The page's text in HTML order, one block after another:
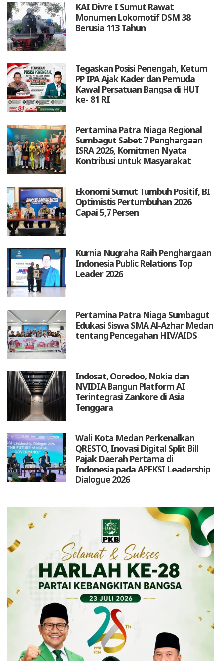
KAI Divre I Sumut Rawat
Monumen Lokomotif DSM 38
Berusia 113 Tahun
Tegaskan Posisi Penengah, Ketum
PP IPA Ajak Kader dan Pemuda
Kawal Persatuan Bangsa di HUT
ke- 81 RI
Pertamina Patra Niaga Regional
Sumbagut Sabet 7 Penghargaan
ISRA 2026, Komitmen Nyata
Kontribusi untuk Masyarakat
Ekonomi Sumut Tumbuh Positif, BI
Optimistis Pertumbuhan 2026
Capai 5,7 Persen
Kurnia Nugraha Raih Penghargaan
Indonesia Public Relations Top
Leader 2026
Pertamina Patra Niaga Sumbagut
Edukasi Siswa SMA Al-Azhar Medan
tentang Pencegahan HIV/AIDS
Indosat, Ooredoo, Nokia dan
NVIDIA Bangun Platform AI
Terintegrasi Zankore di Asia
Tenggara
Wali Kota Medan Perkenalkan
QRESTO, Inovasi Digital Split Bill
Pajak Daerah Pertama di
Indonesia pada APEKSI Leadership
Dialogue 2026